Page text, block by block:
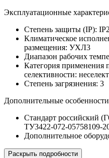
Эксплуатационные
Степень защиты (IP):
Климатическое
размещения: УХЛ3
Диапазон рабочих
Категория применения
селективности:
Степень загрязнения: 3
Дополнительные особенности
Стандарт российский
ТУ3422-072-05758109-
Дополнительное
Раскрыть подробности